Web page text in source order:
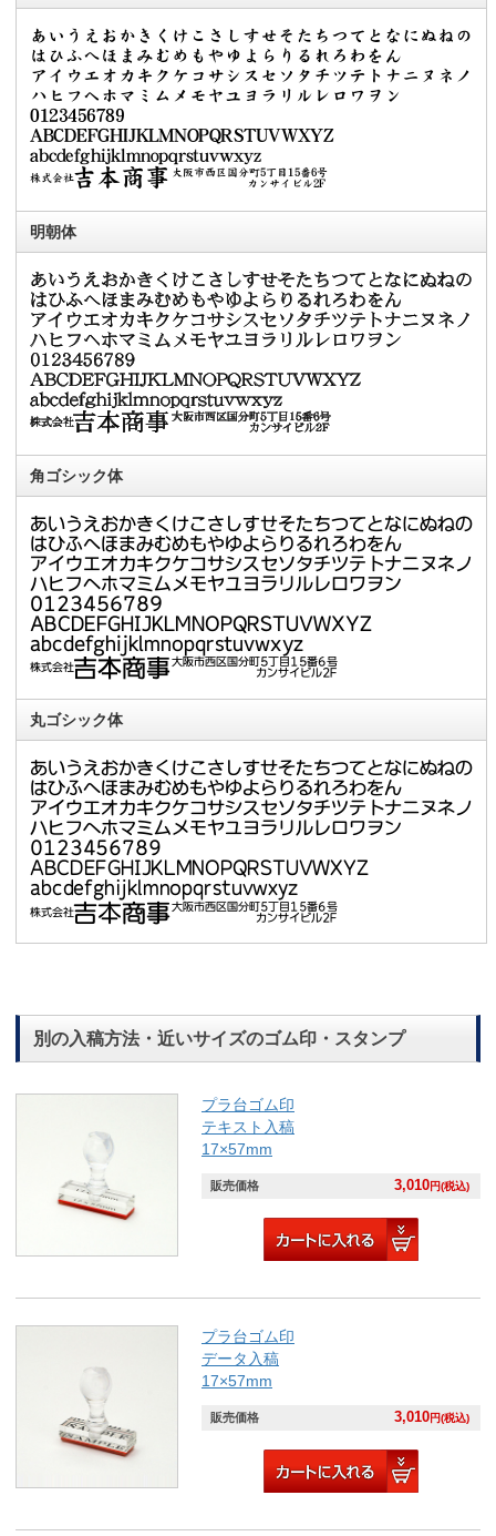
明朝体
角ゴシック体
丸ゴシック体
別の入稿方法・近いサイズのゴム印・スタンプ
プラ台ゴム印
テキスト入稿
17×57mm
販売価格 3,010円(税込)
プラ台ゴム印
データ入稿
17×57mm
販売価格 3,010円(税込)